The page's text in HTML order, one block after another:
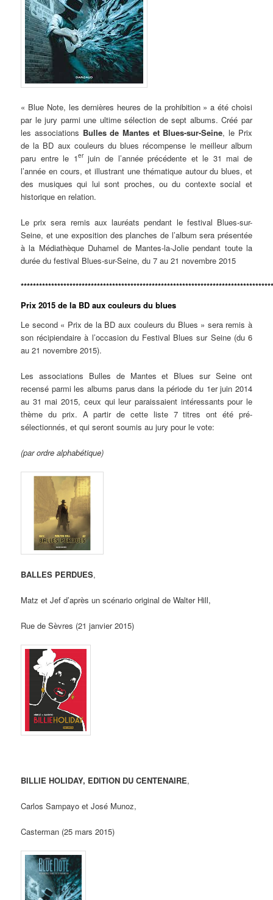
« Blue Note, les dernières heures de la prohibition » a été choisi
par le jury parmi une ultime sélection de sept albums. Créé par
les associations Bulles de Mantes et Blues-sur-Seine, le Prix
de la BD aux couleurs du blues récompense le meilleur album
paru entre le 1erjuin de l’année précédente et le 31 mai de
l’année en cours, et illustrant une thématique autour du blues, et
des musiques qui lui sont proches, ou du contexte social et
historique en relation.
Le prix sera remis aux lauréats pendant le festival Blues-sur-
Seine, et une exposition des planches de l’album sera présentée
à la Médiathèque Duhamel de Mantes-la-Jolie pendant toute la
durée du festival Blues-sur-Seine, du 7 au 21 novembre 2015
Prix 2015 de la BD aux couleurs du blues
Le second « Prix de la BD aux couleurs du Blues » sera remis à
son récipiendaire à l’occasion du Festival Blues sur Seine (du 6
au 21 novembre 2015).
Les associations Bulles de Mantes et Blues sur Seine ont
recensé parmi les albums parus dans la période du 1er juin 2014
au 31 mai 2015, ceux qui leur paraissaient intéressants pour le
thème du prix. A partir de cette liste 7 titres ont été pré-
sélectionnés, et qui seront soumis au jury pour le vote:
(par ordre alphabétique)
BALLES PERDUES,
Matz et Jef d’après un scénario original de Walter Hill,
Rue de Sèvres (21 janvier 2015)
BILLIE HOLIDAY, EDITION DU CENTENAIRE,
Carlos Sampayo et José Munoz,
Casterman (25 mars 2015)